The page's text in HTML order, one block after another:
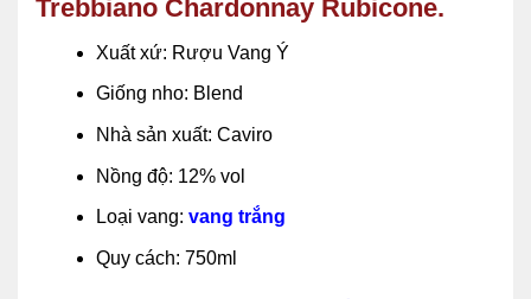
Trebbiano Chardonnay Rubicone.
Xuất xứ: Rượu Vang Ý
Giống nho: Blend
Nhà sản xuất: Caviro
Nồng độ: 12% vol
Loại vang: vang trắng
Quy cách: 750ml